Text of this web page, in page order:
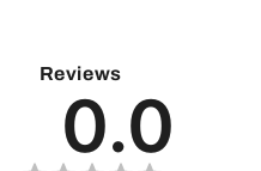
Reviews
0.0